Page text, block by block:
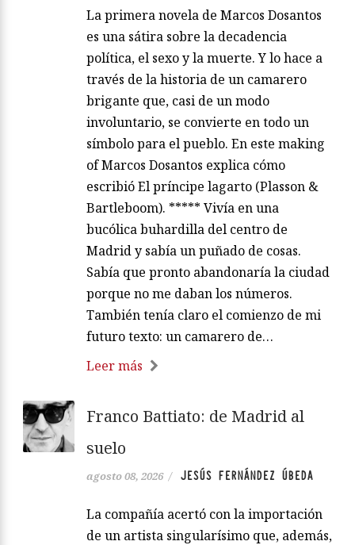
La primera novela de Marcos Dosantos
es una sátira sobre la decadencia
política, el sexo y la muerte. Y lo hace a
través de la historia de un camarero
brigante que, casi de un modo
involuntario, se convierte en todo un
símbolo para el pueblo. En este making
of Marcos Dosantos explica cómo
escribió El príncipe lagarto (Plasson &
Bartleboom). ***** Vivía en una
bucólica buhardilla del centro de
Madrid y sabía un puñado de cosas.
Sabía que pronto abandonaría la ciudad
porque no me daban los números.
También tenía claro el comienzo de mi
futuro texto: un camarero de…
Leer más
Franco Battiato: de Madrid al
suelo
agosto 08, 2026 / JESÚS FERNÁNDEZ ÚBEDA
La compañía acertó con la importación
de un artista singularísimo que, además,